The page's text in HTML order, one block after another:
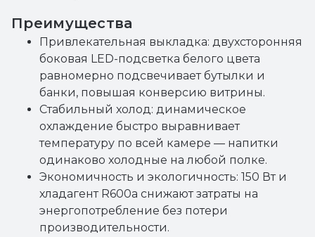
Преимущества
Привлекательная выкладка: двухсторонняя
боковая LED-подсветка белого цвета
равномерно подсвечивает бутылки и
банки, повышая конверсию витрины.
Стабильный холод: динамическое
охлаждение быстро выравнивает
температуру по всей камере — напитки
одинаково холодные на любой полке.
Экономичность и экологичность: 150 Вт и
хладагент R600a снижают затраты на
энергопотребление без потери
производительности.